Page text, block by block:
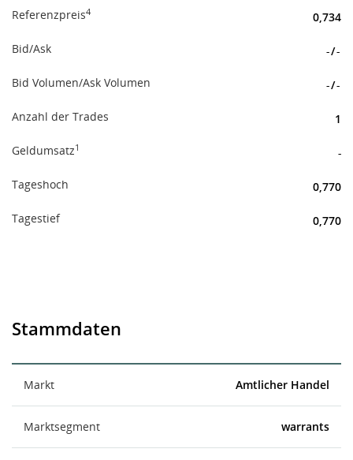
Referenzpreis4 0,734
Bid/Ask -/-
Bid Volumen/Ask Volumen -/-
Anzahl der Trades 1
Geldumsatz1 -
Tageshoch 0,770
Tagestief 0,770
Stammdaten
Markt Amtlicher Handel
Marktsegment warrants